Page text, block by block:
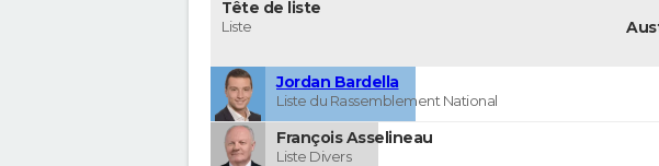
Tête de liste
Liste
Jordan Bardella
Liste du Rassemblement National
François Asselineau
Liste Divers